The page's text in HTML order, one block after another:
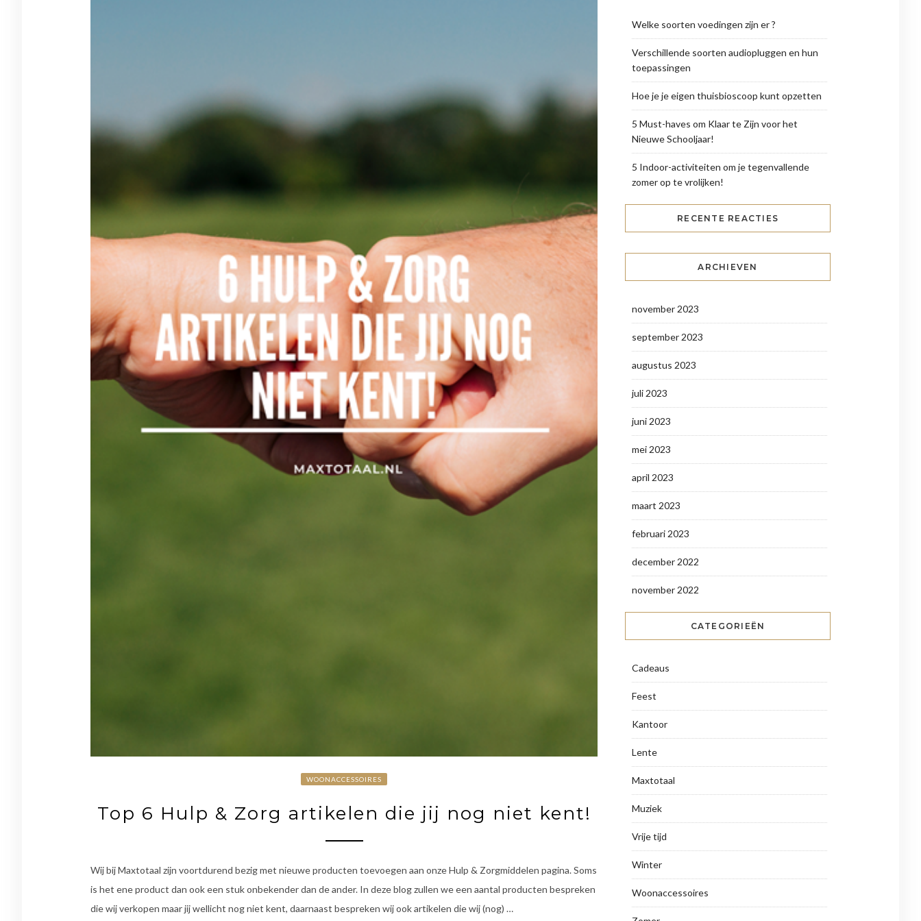
WOONACCESSOIRES
Top 6 Hulp & Zorg artikelen die jij nog niet kent!
Wij bij Maxtotaal zijn voortdurend bezig met nieuwe producten toevoegen aan onze Hulp & Zorgmiddelen pagina. Soms
is het ene product dan ook een stuk onbekender dan de ander. In deze blog zullen we een aantal producten bespreken
die wij verkopen maar jij wellicht nog niet kent, daarnaast bespreken wij ook artikelen die wij (nog) …
Welke soorten voedingen zijn er ?
Verschillende soorten audiopluggen en hun
toepassingen
Hoe je je eigen thuisbioscoop kunt opzetten
5 Must-haves om Klaar te Zijn voor het
Nieuwe Schooljaar!
5 Indoor-activiteiten om je tegenvallende
zomer op te vrolijken!
RECENTE REACTIES
ARCHIEVEN
november 2023
september 2023
augustus 2023
juli 2023
juni 2023
mei 2023
april 2023
maart 2023
februari 2023
december 2022
november 2022
CATEGORIEËN
Cadeaus
Feest
Kantoor
Lente
Maxtotaal
Muziek
Vrije tijd
Winter
Woonaccessoires